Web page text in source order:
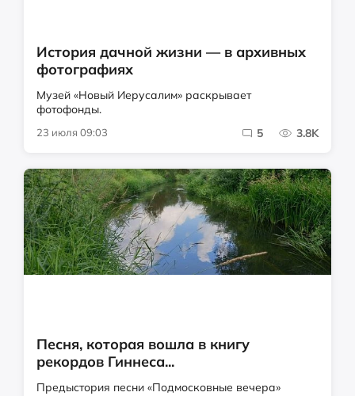
История дачной жизни — в архивных
фотографиях
Музей «Новый Иерусалим» раскрывает
фотофонды.
23 июля 09:03 5 3.8K
Песня, которая вошла в книгу
рекордов Гиннеса...
Предыстория песни «Подмосковные вечера»